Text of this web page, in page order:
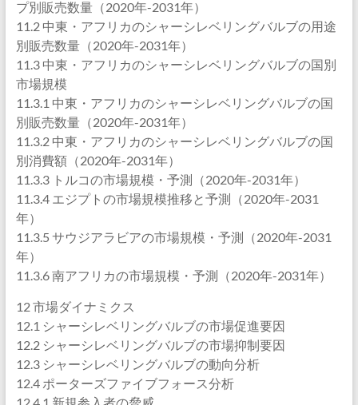
プ別販売数量（2020年-2031年）
11.2 中東・アフリカのシャーシレベリングバルブの用途
別販売数量（2020年-2031年）
11.3 中東・アフリカのシャーシレベリングバルブの国別
市場規模
11.3.1 中東・アフリカのシャーシレベリングバルブの国
別販売数量（2020年-2031年）
11.3.2 中東・アフリカのシャーシレベリングバルブの国
別消費額（2020年-2031年）
11.3.3 トルコの市場規模・予測（2020年-2031年）
11.3.4 エジプトの市場規模推移と予測（2020年-2031
年）
11.3.5 サウジアラビアの市場規模・予測（2020年-2031
年）
11.3.6 南アフリカの市場規模・予測（2020年-2031年）
12 市場ダイナミクス
12.1 シャーシレベリングバルブの市場促進要因
12.2 シャーシレベリングバルブの市場抑制要因
12.3 シャーシレベリングバルブの動向分析
12.4 ポーターズファイブフォース分析